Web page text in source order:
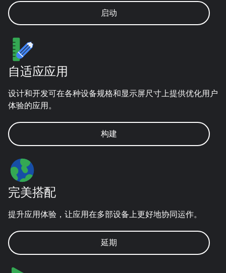
启动
自适应应用
设计和开发可在各种设备规格和显示屏尺寸上提供优化用户
体验的应用。
构建
完美搭配
提升应用体验，让应用在多部设备上更好地协同运作。
延期